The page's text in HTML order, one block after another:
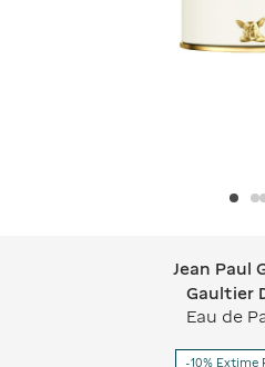
Jean Paul Gaultier
Jean Paul
Gaultier
Eau de
-10% Extime